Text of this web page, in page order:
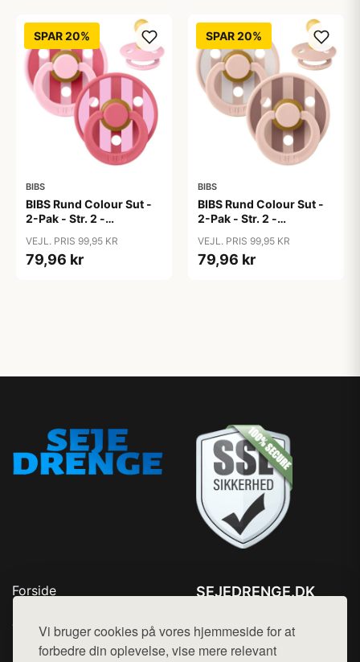
Vi bruger cookies på vores hjemmeside for at
forbedre din oplevelse, vise mere relevant
SPAR 20%
BIBS
BIBS Rund Colour Sut -
2-Pak - Str. 2 -
Studio - Baby Pink/Coral
Mix
VEJL. PRIS 99,95 KR
79,96 kr
SPAR 20%
BIBS
BIBS Rund Colour Sut -
2-Pak - Str. 2 -
Studio - Blush Mix
VEJL. PRIS 99,95 KR
79,96 kr
Forside
Top Rabatter
Kontakt
SEJEDRENGE.DK
Mail: hej@want.dk